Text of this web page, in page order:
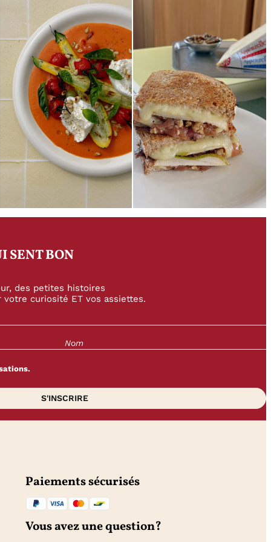
SENT BON
des petites histoires
curiosité ET vos assiettes.
Paiements sécurisés
Vous avez une question?